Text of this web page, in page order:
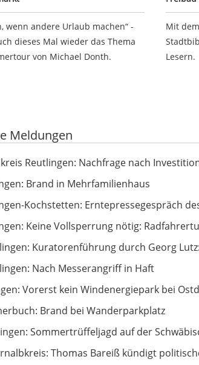
wenn andere Urlaub machen“ -
dieses Mal wieder das Thema
von Michael Donth.
Mit
Lesern.
Meldungen
nach Investitionen steigt wieder
Reutlingen: Nachfrage nach
Mehrfamilienhaus
Brand in Mehrfamilienhaus
des Kreisbauernverbands
Kochstetten: Erntepressegespräch
nötig: Radfahrertunnel durch
Keine Vollsperrung nötig:
durch Georg Lutz: Green Fence
Kuratorenführung durch Georg
in Haft
Nach Messerangriff in Haft
kein Windenergiepark bei Ostdorf
Vorerst kein Windenergiepark bei
Wanderparkplatz
Brand bei Wanderparkplatz
auf der Schwäbischen Alb
Sommertrüffeljagd auf der
Bareiß kündigt politische Auszeit an
Thomas Bareiß kündigt